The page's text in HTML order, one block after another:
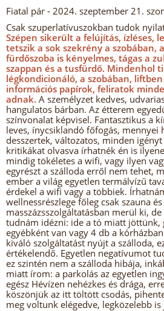
Fiatal pár - 2024. szeptember 21.
Csak szuperlatívuszokban tudok
Szépen sikerült a felújítás, ízléses,
tetszik a sok szekrény a szobában,
fürdőszoba is kényelmes, tágas a
szappan és a tusfürdő. Mindenhol
légkondicionáló, a szobában,
információs papírok, feliratok
adnak. A személyzet kedves,
hangulatos bárban. Az étterem
színvonalat képvisel. Fantasztikus a
leves, ínycsiklandó főfogás, mennyei
desszertek, változatos, minden
kritikákat olvasva írhatnék én is
mindig tökéletes a wifi, vagy ilyen
egyrészt a szálloda erről nem tehet,
ember a világ egyetlen termálvízű
érdekel a wifi vagy a többiek.
wellnessrészlege főleg csak szauna és
masszázsszolgáltatásban merül ki,
tudnám idézni: ide a tó miatt jöttünk,
egyébként van vagy 4 db a
kiváló szolgáltatást nyújt a szálloda,
értékelendő. Egyetlen negatívumot
ez szintén nem a szálloda hibája,
miatt írom: a parkolás az egyetlen
egész Hévízen nehézkes és drága,
köszönjük az itt töltött csodás,
meg voltunk elégedve, legközelebb